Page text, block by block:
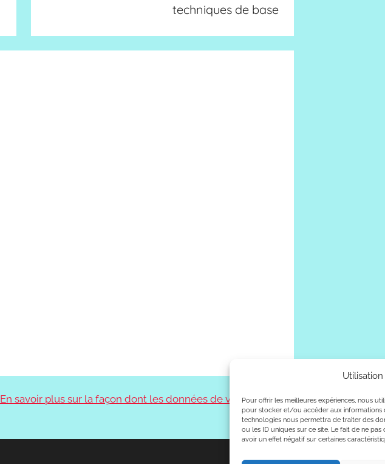
Pour offrir les meilleures expériences, nous
pour stocker et/ou accéder aux informations
technologies nous permettra de traiter des
ou les ID uniques sur ce site. Le fait de ne
avoir un effet négatif sur certaines
techniques de base
En savoir plus sur la façon dont les données de vos